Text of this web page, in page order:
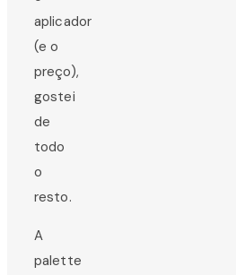
aplicador
(e o
preço),
gostei
de
todo
o
resto.
A
palette